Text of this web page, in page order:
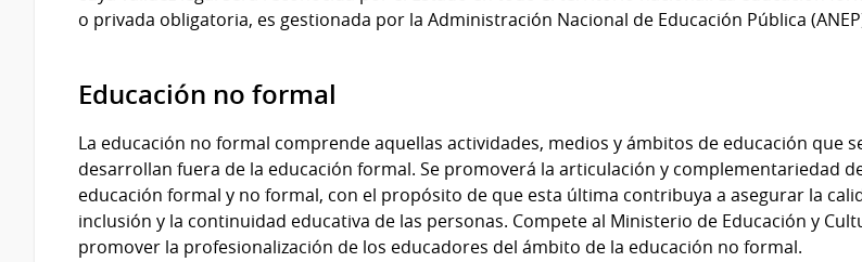
o privada obligatoria, es gestionada por la Administración Nacional de Educación Pública
Educación no formal
La educación no formal comprende aquellas actividades, medios y ámbitos de educación que
desarrollan fuera de la educación formal. Se promoverá la articulación y complementariedad
educación formal y no formal, con el propósito de que esta última contribuya a asegurar la
inclusión y la continuidad educativa de las personas. Compete al Ministerio de Educación y
promover la profesionalización de los educadores del ámbito de la educación no formal.